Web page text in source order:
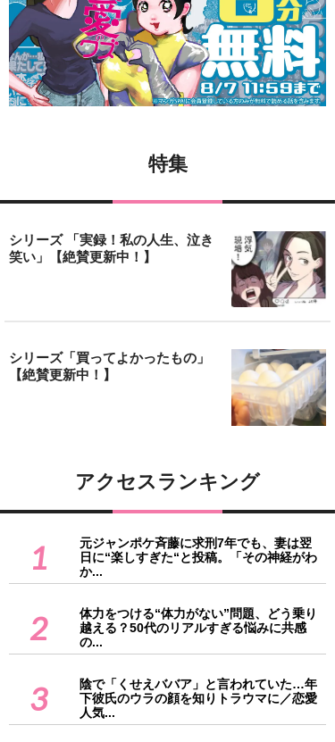
特集
シリーズ 「実録！私の人生、泣き
笑い」【絶賛更新中！】
シリーズ「買ってよかったもの」
【絶賛更新中！】
アクセスランキング
1
元ジャンポケ斉藤に求刑7年でも、妻は翌
日に“楽しすぎた“と投稿。「その神経がわ
か...
2
体力をつける“体力がない”問題、どう乗り
越える？50代のリアルすぎる悩みに共感
の...
3
陰で「くせえババア」と言われていた…年
下彼氏のウラの顔を知りトラウマに／恋愛
人気...